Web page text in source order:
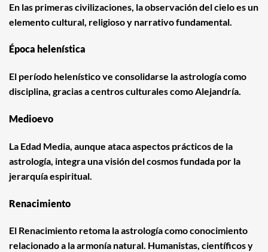
En las primeras civilizaciones, la observación del cielo es un
elemento cultural, religioso y narrativo fundamental.
Época helenística
El período helenístico ve consolidarse la astrología como
disciplina, gracias a centros culturales como Alejandría.
Medioevo
La Edad Media, aunque ataca aspectos prácticos de la
astrología, integra una visión del cosmos fundada por la
jerarquía espiritual.
Renacimiento
El Renacimiento retoma la astrología como conocimiento
relacionado a la armonía natural. Humanistas, científicos y